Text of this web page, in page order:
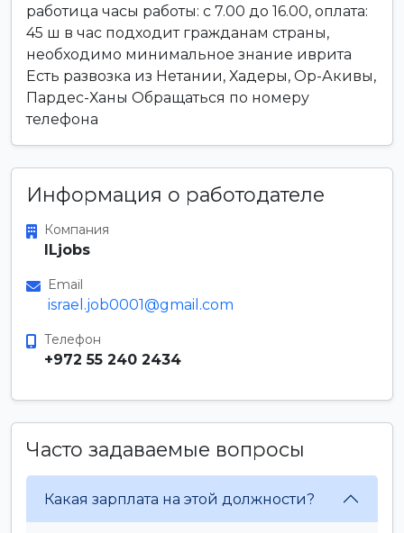
работица часы работы: с 7.00 до 16.00, оплата:
45 ш в час подходит гражданам страны,
необходимо минимальное знание иврита
Есть развозка из Нетании, Хадеры, Ор-Акивы,
Пардес-Ханы Обращаться по номеру
телефона
Информация о работодателе
Компания
ILjobs
Email
israel.job0001@gmail.com
Телефон
+972 55 240 2434
Часто задаваемые вопросы
Какая зарплата на этой должности?